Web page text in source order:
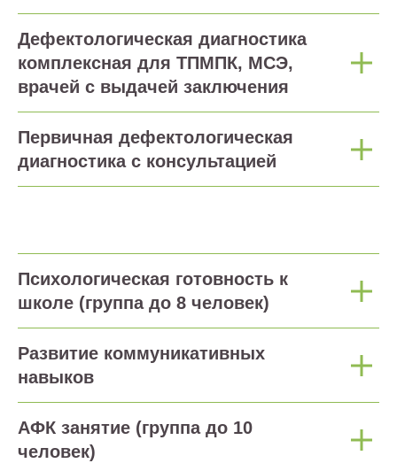
Дефектологическая диагностика
комплексная для ТПМПК, МСЭ,
врачей с выдачей заключения
Первичная дефектологическая
диагностика с консультацией
Психологическая готовность к
школе (группа до 8 человек)
Развитие коммуникативных
навыков
АФК занятие (группа до 10
человек)